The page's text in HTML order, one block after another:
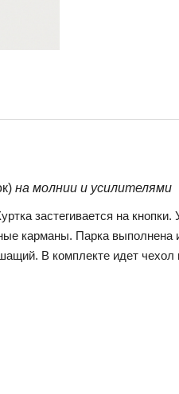
на молнии и усилителями
застегивается на
карманы. Парка выполнена
В комплекте идет чехол